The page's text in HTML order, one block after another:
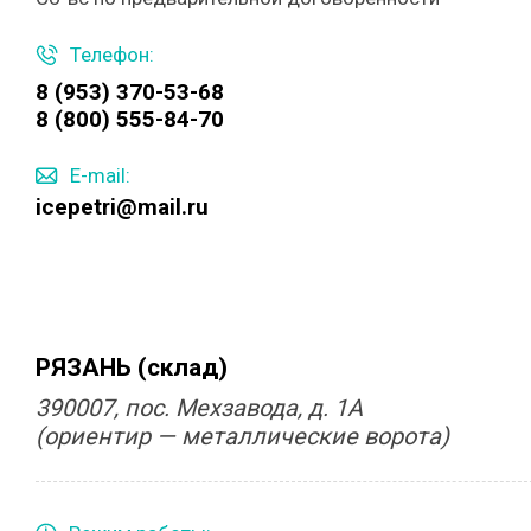
Телефон:
8 (953) 370-53-68
8 (800) 555-84-70
E-mail:
icepetri@mail.ru
РЯЗАНЬ (склад)
390007, пос. Мехзавода, д. 1А
(ориентир — металлические ворота)